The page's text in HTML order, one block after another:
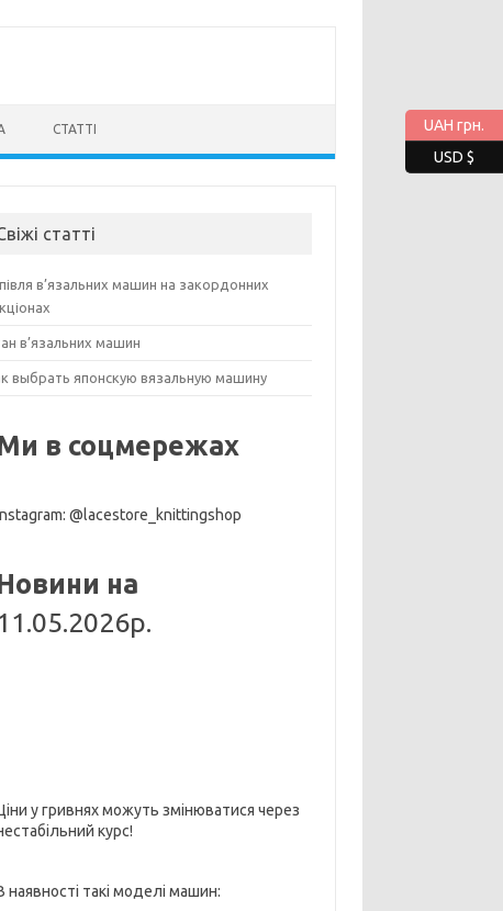
СТАТТІ
статті
в’язальних машин на закордонних
в’язальних машин
выбрать японскую вязальную машину
в соцмережах
@lacestore_knittingshop
на
у гривнях можуть змінюватися через
курс!
наявності такі моделі машин:
UAH грн.
USD $